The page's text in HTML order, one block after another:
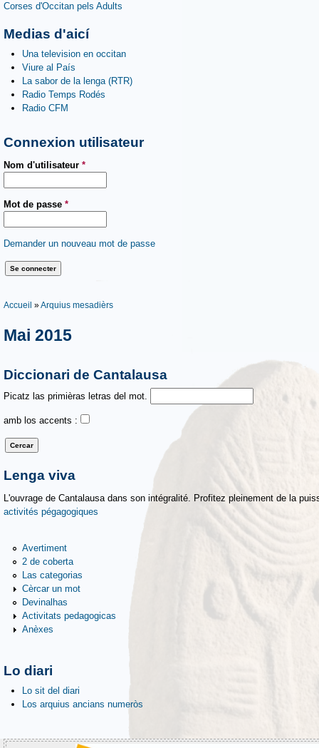
Corses d'Occitan pels Adults
Medias d'aicí
Una television en occitan
Viure al País
La sabor de la lenga (RTR)
Radio Temps Rodés
Radio CFM
Connexion utilisateur
Nom d'utilisateur *
Mot de passe *
Demander un nouveau mot de passe
Vous êtes ici
Accueil »Arquius mesadièrs
Mai 2015
Diccionari de Cantalausa
Picatz las primièras letras del mot.
amb los accents :
Lenga viva
L'ouvrage de Cantalausa dans son intégralité. Profitez pleinement de la
activités pégagogiques
Avertiment
2 de coberta
Las categorias
Cèrcar un mot
Devinalhas
Activitats pedagogicas
Anèxes
Lo diari
Lo sit del diari
Los arquius ancians numeròs